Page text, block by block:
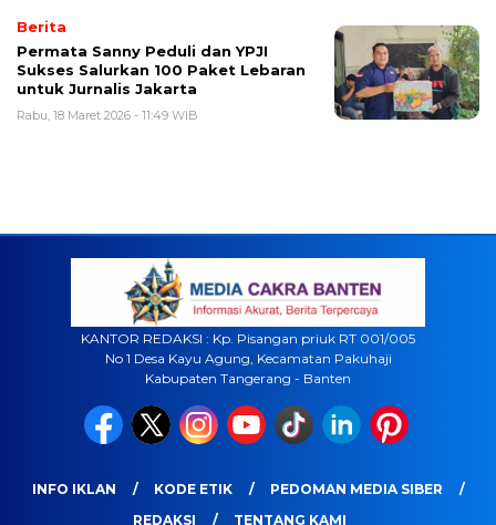
Berita
Permata Sanny Peduli dan YPJI
Sukses Salurkan 100 Paket Lebaran
untuk Jurnalis Jakarta
Rabu, 18 Maret 2026 - 11:49 WIB
KANTOR REDAKSI : Kp. Pisangan priuk RT 001/005
No 1 Desa Kayu Agung, Kecamatan Pakuhaji
Kabupaten Tangerang - Banten
INFO IKLAN KODE ETIK
PEDOMAN MEDIA SIBER
REDAKSI
TENTANG KAMI